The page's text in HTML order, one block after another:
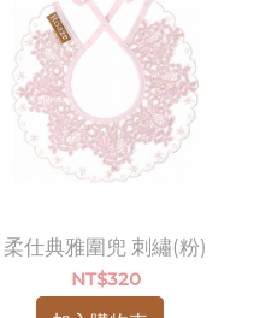
柔仕典雅圍兜 刺繡(粉)
NT$320